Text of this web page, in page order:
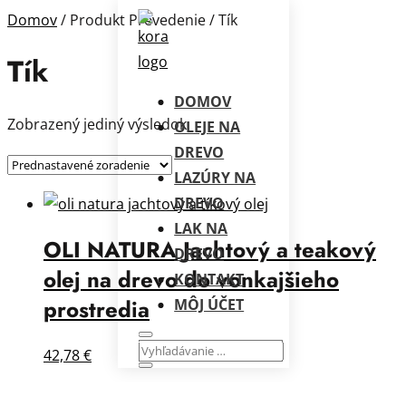
DOMOV
OLEJE NA
DREVO
LAZÚRY NA
DREVO
LAK NA
DREVO
KONTAKT
MÔJ ÚČET
Domov/ Produkt Prevedenie / Tík
Tík
Zobrazený jediný výsledok
OLI NATURA Jachtový a teakový
olej na drevo do vonkajšieho
prostredia
42,78€